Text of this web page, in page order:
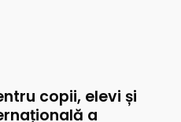
copii, elevi și
a